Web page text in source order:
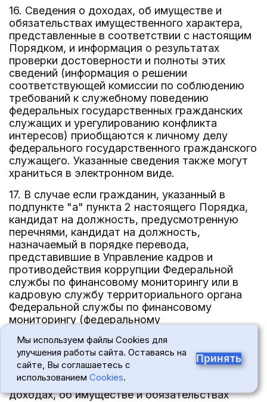
16. Сведения о доходах, об имуществе и
обязательствах имущественного характера,
представленные в соответствии с настоящим
Порядком, и информация о результатах
проверки достоверности и полноты этих
сведений (информация о решении
соответствующей комиссии по соблюдению
требований к служебному поведению
федеральных государственных гражданских
служащих и урегулированию конфликта
интересов) приобщаются к личному делу
федерального государственного гражданского
служащего. Указанные сведения также могут
храниться в электронном виде.
17. В случае если гражданин, указанный в
подпункте "а" пункта 2 настоящего Порядка,
кандидат на должность, предусмотренную
перечнями, кандидат на должность,
назначаемый в порядке перевода,
представившие в Управление кадров и
противодействия коррупции Федеральной
службы по финансовому мониторингу или в
кадровую службу территориального органа
Федеральной службы по финансовому
мониторингу (федеральному
территориального органа Федеральной
службы по финансовому мониторингу,
исполняющему обязанности по кадровому
обеспечению деятельности) сведения о
доходах, об имуществе и обязательствах
Мы используем файлы Cookies для
улучшения работы сайта. Оставаясь на
сайте, Вы соглашаетесь с
использованием Cookies.
Принять